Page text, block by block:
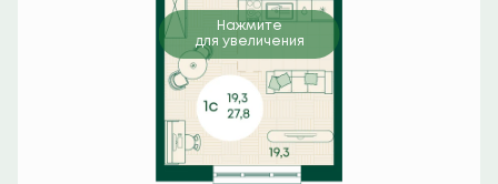
Нажмите
для увеличения